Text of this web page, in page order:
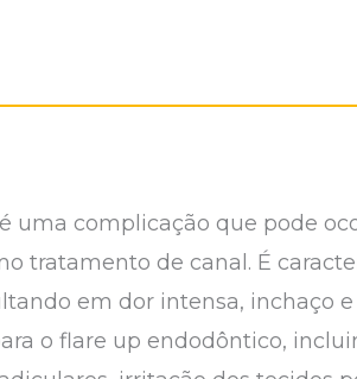
uma complicação que pode
tratamento de canal. É
em dor intensa, inchaço
o flare up endodôntico,